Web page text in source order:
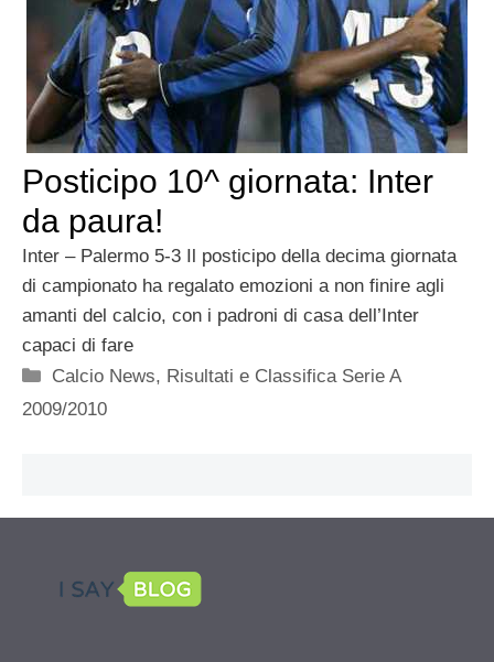
Posticipo 10^ giornata: Inter
da paura!
Inter – Palermo 5-3 Il posticipo della decima giornata
di campionato ha regalato emozioni a non finire agli
amanti del calcio, con i padroni di casa dell’Inter
capaci di fare
Categorie
Calcio News, Risultati e Classifica Serie A
2009/2010